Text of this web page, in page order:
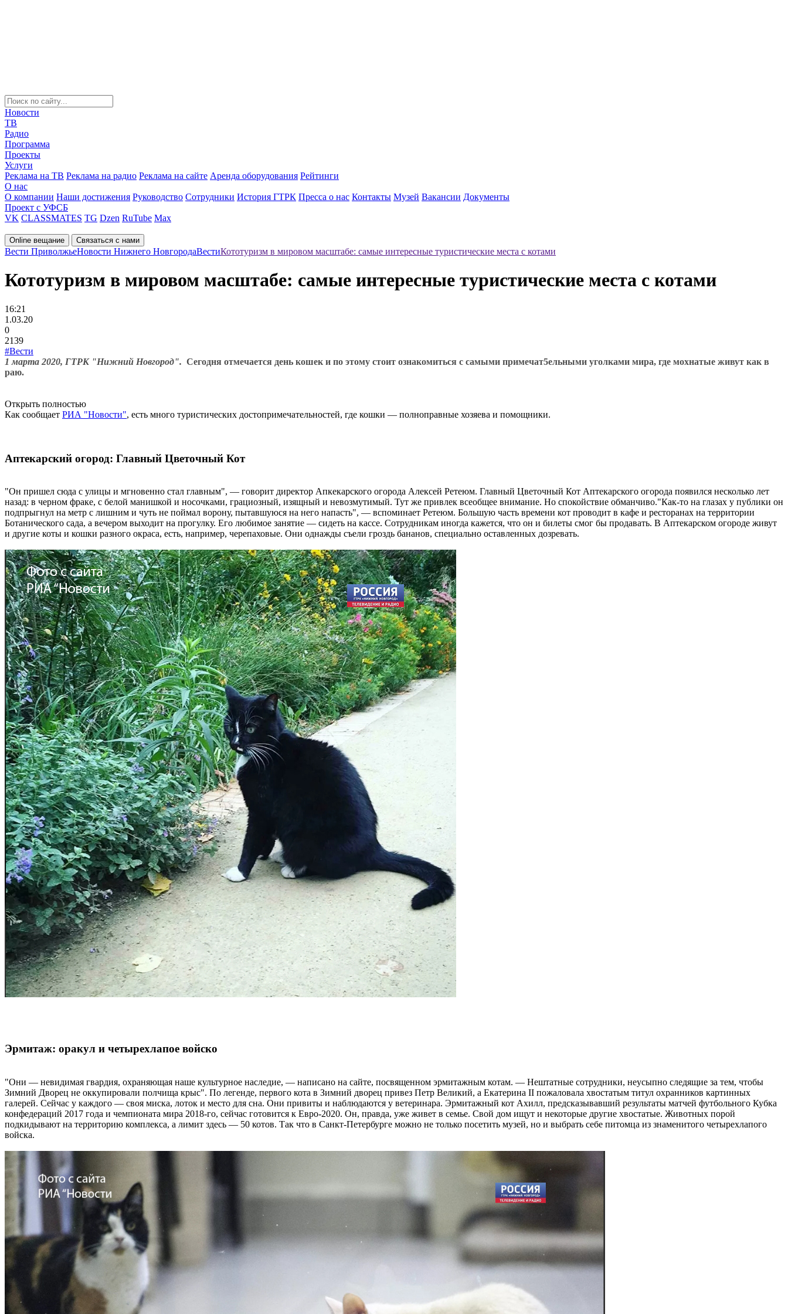
Новости
ТВ
Радио
Программа
Проекты
Услуги
Реклама на ТВ Реклама на радио Реклама на сайте Аренда оборудования Рейтинги
О нас
О компании Наши достижения Руководство Сотрудники История ГТРК Пресса о нас Контакты Музей Вакансии Документы
Проект с УФСБ
VK CLASSMATES TG Dzen RuTube Max
Online вещание Связаться с нами
Вести ПриволжьеНовости Нижнего НовгородаВестиКототуризм в мировом масштабе: самые интересные туристические места с котами
Кототуризм в мировом масштабе: самые интересные туристические места с котами
16:21
1.03.20
0
2139
#Вести
1 марта 2020, ГТРК "Нижний Новгород". Сегодня отмечается день кошек и по этому стоит ознакомиться с самыми примечат5ельными уголками мира, где мохнатые живут как в
раю.
Открыть полностью
Как сообщает РИА "Новости", есть много туристических достопримечательностей, где кошки — полноправные хозяева и помощники.
Аптекарский огород: Главный Цветочный Кот
"Он пришел сюда с улицы и мгновенно стал главным", — говорит директор Апкекарского огорода Алексей Ретеюм. Главный Цветочный Кот Аптекарского огорода появился несколько лет
назад: в черном фраке, с белой манишкой и носочками, грациозный, изящный и невозмутимый. Тут же привлек всеобщее внимание. Но спокойствие обманчиво."Как-то на глазах у публики он
подпрыгнул на метр с лишним и чуть не поймал ворону, пытавшуюся на него напасть", — вспоминает Ретеюм. Большую часть времени кот проводит в кафе и ресторанах на территории
Ботанического сада, а вечером выходит на прогулку. Его любимое занятие — сидеть на кассе. Сотрудникам иногда кажется, что он и билеты смог бы продавать. В Аптекарском огороде живут
и другие коты и кошки разного окраса, есть, например, черепаховые. Они однажды съели гроздь бананов, специально оставленных дозревать.
Эрмитаж: оракул и четырехлапое войско
"Они — невидимая гвардия, охраняющая наше культурное наследие, — написано на сайте, посвященном эрмитажным котам. — Нештатные сотрудники, неусыпно следящие за тем, чтобы
Зимний Дворец не оккупировали полчища крыс". По легенде, первого кота в Зимний дворец привез Петр Великий, а Екатерина II пожаловала хвостатым титул охранников картинных
галерей. Сейчас у каждого — своя миска, лоток и место для сна. Они привиты и наблюдаются у ветеринара. Эрмитажный кот Ахилл, предсказывавший результаты матчей футбольного Кубка
конфедераций 2017 года и чемпионата мира 2018-го, сейчас готовится к Евро-2020. Он, правда, уже живет в семье. Свой дом ищут и некоторые другие хвостатые. Животных порой
подкидывают на территорию комплекса, а лимит здесь — 50 котов. Так что в Санкт-Петербурге можно не только посетить музей, но и выбрать себе питомца из знаменитого четырехлапого
войска.